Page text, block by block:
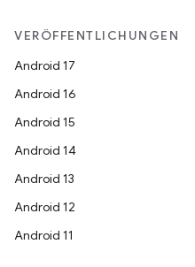
VERÖFFENTLICHUNGEN
Android 17
Android 16
Android 15
Android 14
Android 13
Android 12
Android 11